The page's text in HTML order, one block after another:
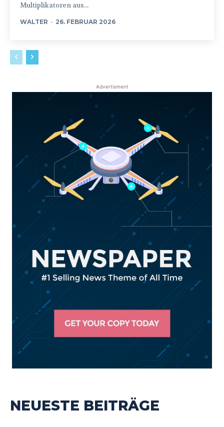
Multiplikatoren aus...
WALTER - 26. FEBRUAR 2026
Advertisment
NEUESTE BEITRÄGE